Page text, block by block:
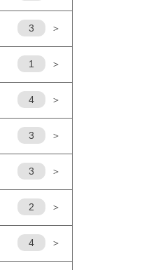
3 ＞
1 ＞
4 ＞
3 ＞
3 ＞
2 ＞
4 ＞